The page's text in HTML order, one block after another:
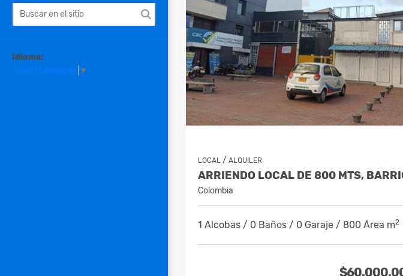
Idioma:
Select Language ▼
LOCAL / ALQUILER
Colombia
1 Alcobas / 0 Baños / 0 Garaje / 800 Área m2